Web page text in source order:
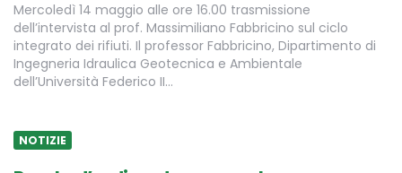
Mercoledì 14 maggio alle ore 16.00 trasmissione
dell’intervista al prof. Massimiliano Fabbricino sul ciclo
integrato dei rifiuti. Il professor Fabbricino, Dipartimento di
Ingegneria Idraulica Geotecnica e Ambientale
dell’Università Federico II…
NOTIZIE